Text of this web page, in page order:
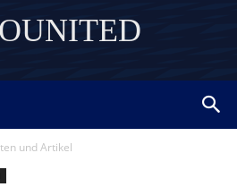
und Artikel